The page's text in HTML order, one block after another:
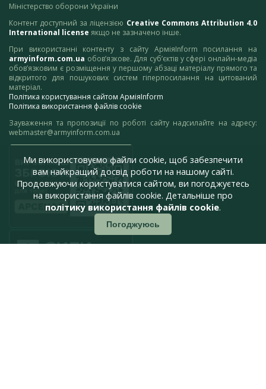
Міністерство оборони України
Контент доступний за ліцензією Creative Commons Attribution 4.0
International license якщо не зазначено інше.
При використанні контенту з сайту АрміяInform посилання на
armyinform.com.ua обов’язкове. Для суб’єктів у сфері онлайн-медіа
обов’язковим є розміщення у першому абзаці матеріалу прямого та
відкритого для пошукових систем гіперпосилання на цитований
матеріал.
Політика користування сайтом АрміяInform
Політика використання файлів cookie
Зауваження та пропозиції по роботі сайту надсилайте на адресу:
webmaster@armyinform.com.ua
Ми використовуємо файли cookie, щоб забезпечити
вам найкращий досвід роботи на нашому сайті.
Продовжуючи користуватися сайтом, ви погоджуєтесь
на використання файлів cookie. Детальніше про
політику використання файлів cookie.
Погоджуюсь